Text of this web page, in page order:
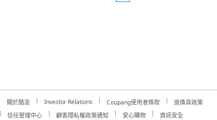
關於酷澎 Investor Relations Coupang使用者條款
退換貨政策
信任管理中心
顧客隱私權政策通知 安心購物
資訊安全